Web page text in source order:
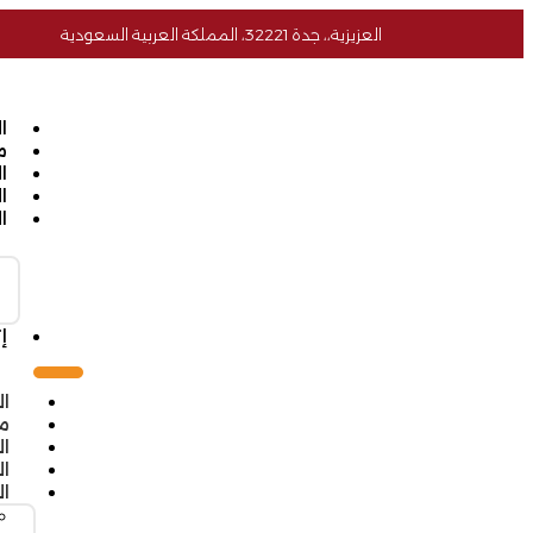
العزيزية،، جدة 32221، المملكة العربية السعودية